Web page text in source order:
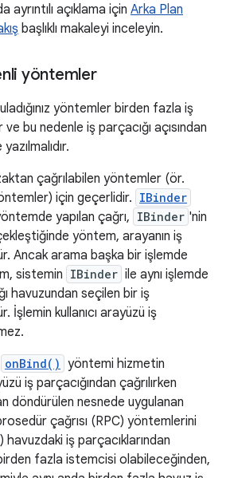
ayrıntılı açıklama için Arka Plan
başlıklı makaleyi inceleyin.
yöntemler
yöntemler birden fazla iş
ve bu nedenle iş parçacığı açısından
çağrılabilen yöntemler (ör.
için geçerlidir. IBinder
yapılan çağrı, IBinder 'nin
yöntem, arayanın iş
Ancak arama başka bir işlemde
sistemin IBinder ile aynı işlemde
havuzundan seçilen bir iş
İşlemin kullanıcı arayüzü iş
onBind() yöntemi hizmetin
iş parçacığından çağrılırken
döndürülen nesnede uygulanan
çağrısı (RPC) yöntemlerini
havuzdaki iş parçacıklarından
fazla istemcisi olabileceğinden,